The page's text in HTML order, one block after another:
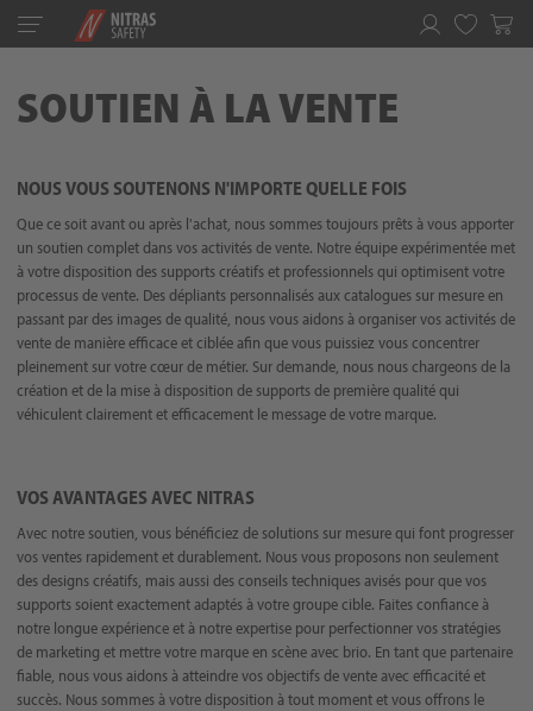
Toggle
navigation
SOUTIEN À LA VENTE
NOUS VOUS SOUTENONS N'IMPORTE QUELLE FOIS
Que ce soit avant ou après l'achat, nous sommes toujours prêts à vous apporter
un soutien complet dans vos activités de vente. Notre équipe expérimentée met
à votre disposition des supports créatifs et professionnels qui optimisent votre
processus de vente. Des dépliants personnalisés aux catalogues sur mesure en
passant par des images de qualité, nous vous aidons à organiser vos activités de
vente de manière efficace et ciblée afin que vous puissiez vous concentrer
pleinement sur votre cœur de métier. Sur demande, nous nous chargeons de la
création et de la mise à disposition de supports de première qualité qui
véhiculent clairement et efficacement le message de votre marque.
VOS AVANTAGES AVEC NITRAS
Avec notre soutien, vous bénéficiez de solutions sur mesure qui font progresser
vos ventes rapidement et durablement. Nous vous proposons non seulement
des designs créatifs, mais aussi des conseils techniques avisés pour que vos
supports soient exactement adaptés à votre groupe cible. Faites confiance à
notre longue expérience et à notre expertise pour perfectionner vos stratégies
de marketing et mettre votre marque en scène avec brio. En tant que partenaire
fiable, nous vous aidons à atteindre vos objectifs de vente avec efficacité et
succès. Nous sommes à votre disposition à tout moment et vous offrons le